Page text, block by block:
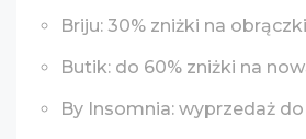
Briju: 30% zniżki na obrączki
Butik: do 60% zniżki na
By Insomnia: wyprzedaż do